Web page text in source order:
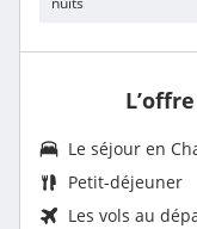
Le séjour en
Petit-déjeuner
Les vols au